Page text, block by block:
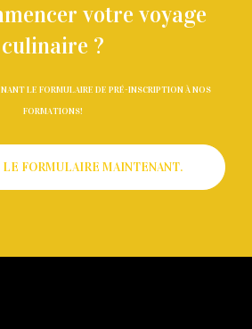
votre voyage
culinaire ?
LE FORMULAIRE DE PRÉ-INSCRIPTION À NOS
FORMATIONS!
FORMULAIRE MAINTENANT.